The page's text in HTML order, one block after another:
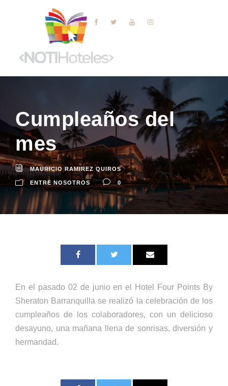
Cumpleaños del
mes
MAURICIO RAMIREZ QUIROS
ENTRE NOSOTROS 0
En el pasado 02 de junio en el Hotel Four Points By
Sheraton Barranquilla se realizó la celebración de los
cumpleaños de los colaboradores, con un delicioso
desayuno, una mañana llena de sonrisas, diversión y
hermandad.